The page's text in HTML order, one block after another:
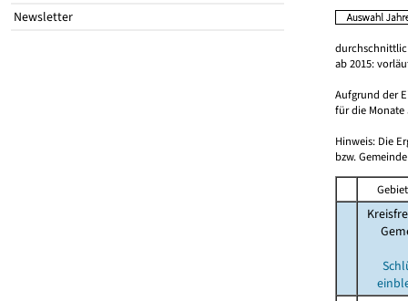
Newsletter
ab 2015:
Aufgrund der
für die Monate
Hinweis: Die
bzw.